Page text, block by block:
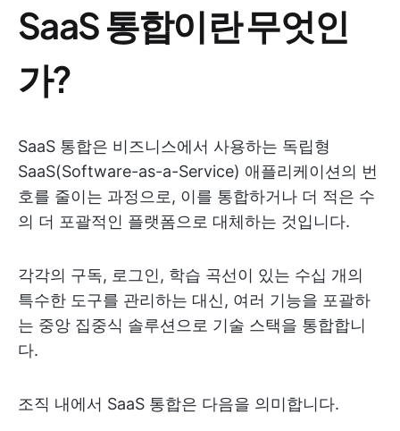
SaaS 통합이란 무엇인
가?
SaaS 통합은 비즈니스에서 사용하는 독립형
SaaS(Software-as-a-Service) 애플리케이션의 번
호를 줄이는 과정으로, 이를 통합하거나 더 적은 수
의 더 포괄적인 플랫폼으로 대체하는 것입니다.
각각의 구독, 로그인, 학습 곡선이 있는 수십 개의
특수한 도구를 관리하는 대신, 여러 기능을 포괄하
는 중앙 집중식 솔루션으로 기술 스택을 통합합니
다.
조직 내에서 SaaS 통합은 다음을 의미합니다.